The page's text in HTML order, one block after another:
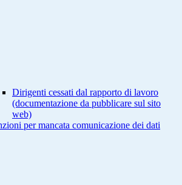
Dirigenti cessati dal rapporto di lavoro
(documentazione da pubblicare sul sito
web)
per mancata comunicazione dei dati